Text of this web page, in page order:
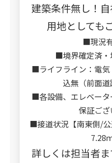
建築条件無し！
用地としても
■現況
■境界確定済・
■ライフライン：電
込無（前面道
■各設備、エレベー
保証ご
■接道状況【南東側/
7.28
詳しくは担当者